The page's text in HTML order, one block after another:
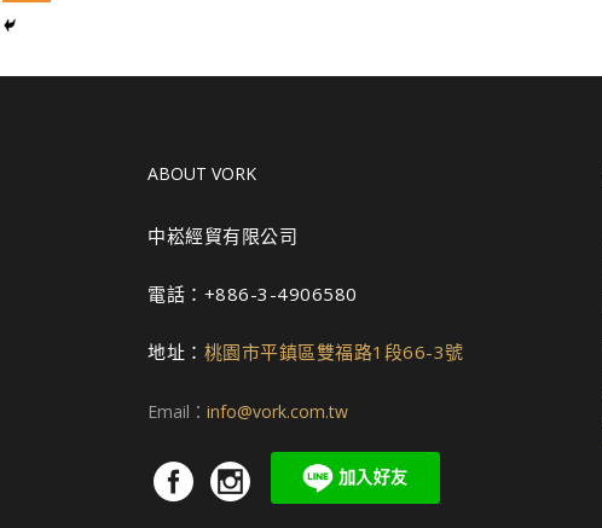
ABOUT VORK
中崧經貿有限公司
電話：+886-3-4906580
地址： 桃園市平鎮區雙福路1段66-3號
Email： info@vork.com.tw